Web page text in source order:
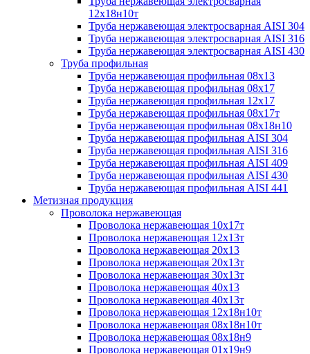
12х18н10т
Труба нержавеющая электросварная AISI 304
Труба нержавеющая электросварная AISI 316
Труба нержавеющая электросварная AISI 430
Труба профильная
Труба нержавеющая профильная 08х13
Труба нержавеющая профильная 08х17
Труба нержавеющая профильная 12х17
Труба нержавеющая профильная 08х17т
Труба нержавеющая профильная 08х18н10
Труба нержавеющая профильная AISI 304
Труба нержавеющая профильная AISI 316
Труба нержавеющая профильная AISI 409
Труба нержавеющая профильная AISI 430
Труба нержавеющая профильная AISI 441
Метизная продукция
Проволока нержавеющая
Проволока нержавеющая 10х17т
Проволока нержавеющая 12х13т
Проволока нержавеющая 20х13
Проволока нержавеющая 20х13т
Проволока нержавеющая 30х13т
Проволока нержавеющая 40х13
Проволока нержавеющая 40х13т
Проволока нержавеющая 12х18н10т
Проволока нержавеющая 08х18н10т
Проволока нержавеющая 08х18н9
Проволока нержавеющая 01х19н9